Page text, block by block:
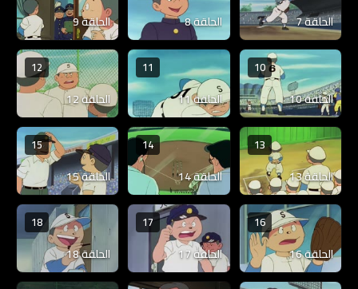
الحلقة 7 الحلقة 8 الحلقة 9
10
الحلقة 10
11
الحلقة 11
12
الحلقة 12
13
الحلقة 13
14
الحلقة 14
15
الحلقة 15
16
الحلقة 16
17
الحلقة 17
18
الحلقة 18